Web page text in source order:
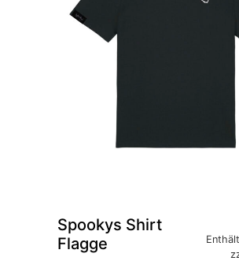
Spookys Shirt
Flagge